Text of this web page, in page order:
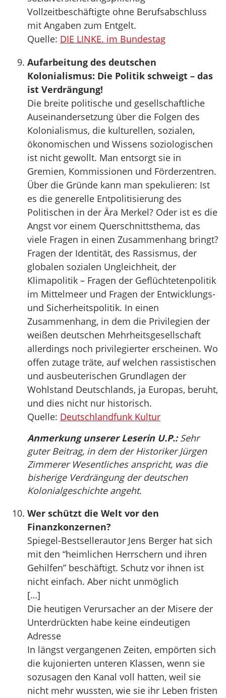
Vollzeitbeschäftigte ohne Berufsabschluss
mit Angaben zum Entgelt.
Quelle: DIE LINKE. im Bundestag
Aufarbeitung des deutschen
Kolonialismus: Die Politik schweigt – das
ist Verdrängung!
Die breite politische und gesellschaftliche
Auseinandersetzung über die Folgen des
Kolonialismus, die kulturellen, sozialen,
ökonomischen und Wissens soziologischen
ist nicht gewollt. Man entsorgt sie in
Gremien, Kommissionen und Förderzentren.
Über die Gründe kann man spekulieren: Ist
es die generelle Entpolitisierung des
Politischen in der Ära Merkel? Oder ist es die
Angst vor einem Querschnittsthema, das
viele Fragen in einen Zusammenhang bringt?
Fragen der Identität, des Rassismus, der
globalen sozialen Ungleichheit, der
Klimapolitik – Fragen der Geflüchtetenpolitik
im Mittelmeer und Fragen der Entwicklungs-
und Sicherheitspolitik. In einen
Zusammenhang, in dem die Privilegien der
weißen deutschen Mehrheitsgesellschaft
allerdings noch privilegierter erscheinen. Wo
offen zutage träte, auf welchen rassistischen
und ausbeuterischen Grundlagen der
Wohlstand Deutschlands, ja Europas, beruht,
und dies nicht nur historisch.
Quelle: Deutschlandfunk Kultur
Anmerkung unserer Leserin U.P.:Sehr
guter Beitrag, in dem der Historiker Jürgen
Zimmerer Wesentliches anspricht, was die
bisherige Verdrängung der deutschen
Kolonialgeschichte angeht.
Wer schützt die Welt vor den
Finanzkonzernen?
Spiegel-Bestsellerautor Jens Berger hat sich
mit den “heimlichen Herrschern und ihren
Gehilfen” beschäftigt. Schutz vor ihnen ist
nicht einfach. Aber nicht unmöglich
[…]
Die heutigen Verursacher an der Misere der
Unterdrückten habe keine eindeutigen
Adresse
In längst vergangenen Zeiten, empörten sich
die kujonierten unteren Klassen, wenn sie
sozusagen den Kanal voll hatten, weil sie
nicht mehr wussten, wie sie ihr Leben fristen